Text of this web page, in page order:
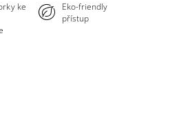
ke
Eko-friendly
přístup